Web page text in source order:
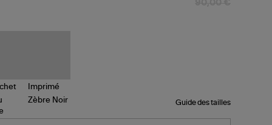
Guide des tailles